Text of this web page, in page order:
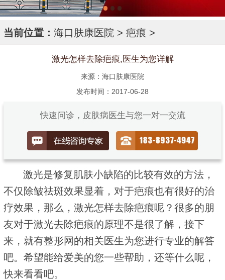
当前位置： 海口肤康医院 > 疤痕 >
激光怎样去除疤痕,医生为您详解
来源：海口肤康医院
发布时间：2017-06-28
快速问诊，皮肤病医生与您一对一交流
激光是修复肌肤小缺陷的比较有效的方法，
不仅除皱祛斑效果显着，对于疤痕也有很好的治
疗效果，那么，激光怎样去除疤痕呢？很多的朋
友对于激光去除疤痕的原理不是很了解，接下
来，就有整形网的相关医生为您进行专业的解答
吧。希望能给爱美的您一些帮助，还等什么呢，
快来看看吧。